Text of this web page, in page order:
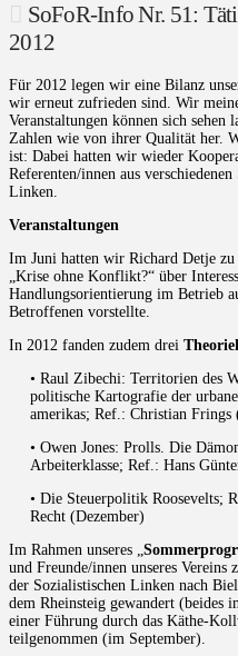
SoFoR-Info Nr. 51:
2012
Für 2012 legen wir eine Bilanz
wir erneut zufrieden sind. Wir
Veranstaltungen können sich sehen
Zahlen wie von ihrer Qualität her.
ist: Dabei hatten wir wieder
Referenten/innen aus
Linken.
Veranstaltungen
Im Juni hatten wir Richard Detje zu
„Krise ohne Konflikt?“ über
Handlungsorientierung im Betrieb
Betroffenen vorstellte.
In 2012 fanden zudem drei
• Raul Zibechi: Territorien des
politische Kartografie der
amerikas; Ref.: Christian Frings
• Owen Jones: Prolls. Die
Arbeiterklasse; Ref.: Hans
• Die Steuerpolitik Roosevelts;
Recht (Dezember)
Im Rahmen unseres „
und Freunde/innen unseres Vereins
der Sozialistischen Linken nach
dem Rheinsteig gewandert (beides
einer Führung durch das Käthe-
teilgenommen (im September).